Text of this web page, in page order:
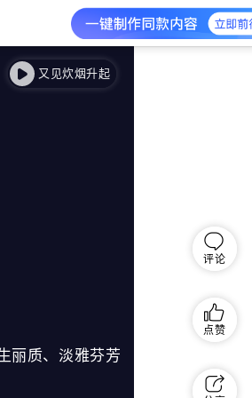
又见炊烟升起
质、淡雅芬芳
评论
点赞